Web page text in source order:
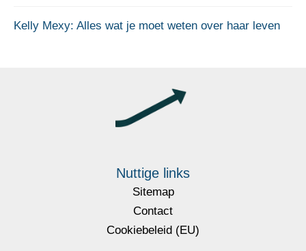
Kelly Mexy: Alles wat je moet weten over haar leven
Nuttige links
Sitemap
Contact
Cookiebeleid (EU)